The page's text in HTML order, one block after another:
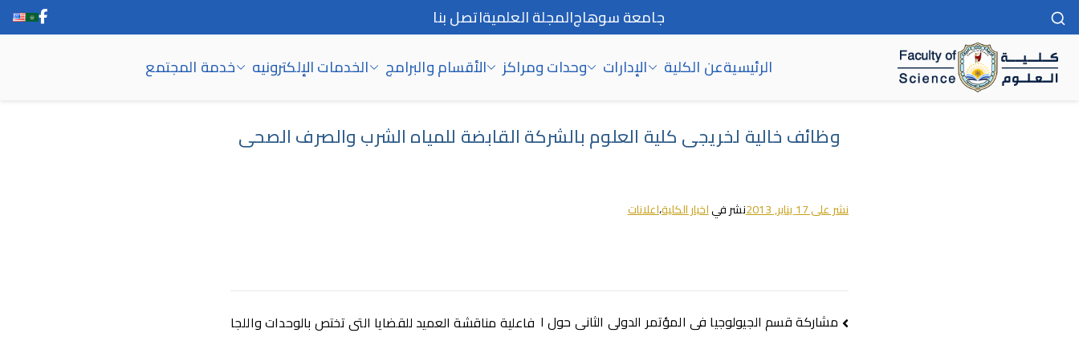
جامعة سوهاجالمجلة العلميةاتصل بنا
الرئيسيةعن الكلية الإدارات وحدات ومراكز الأقسام والبرامج الخدمات الإلكترونيه خدمة المجتمع
وظائف خالية لخريجى كلية العلوم بالشركة القابضة للمياه الشرب والصرف الصحى
نشر على17 يناير, 2013 نشر فياخبار الكلية،اعلانات
مشاركة قسم الجيولوجيا فى المؤتمر الدولى الثانى حول ا فاعلية مناقشة العميد للقضايا التى تختص بالوحدات واللجا